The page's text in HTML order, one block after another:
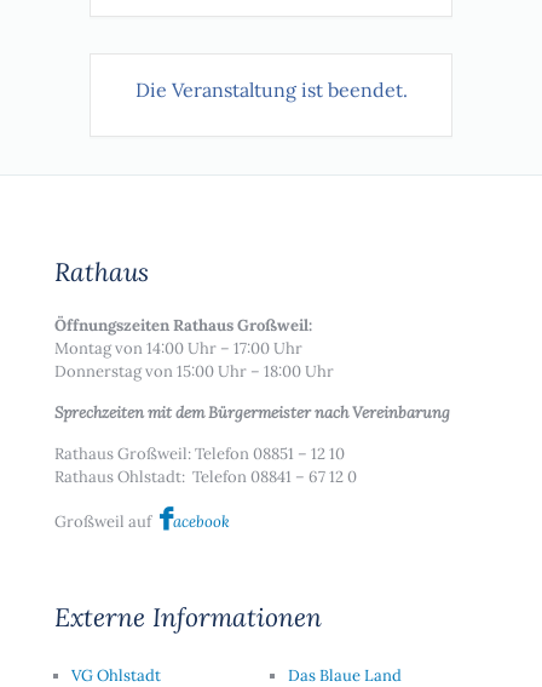
Die Veranstaltung ist beendet.
Rathaus
Öffnungszeiten Rathaus Großweil:
Montag von 14:00 Uhr – 17:00 Uhr
Donnerstag von 15:00 Uhr – 18:00 Uhr
Sprechzeiten mit dem Bürgermeister nach Vereinbarung
Rathaus Großweil: Telefon 08851 – 12 10
Rathaus Ohlstadt: Telefon 08841 – 67 12 0
Großweil auf acebook
Externe Informationen
VG Ohlstadt
Das Blaue Land